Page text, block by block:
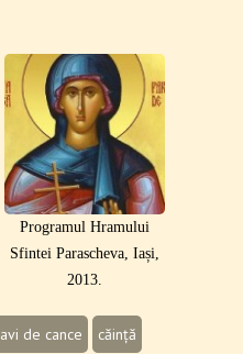
Programul Hramului
Sfintei Parascheva, Iași,
2013.
de cance căință